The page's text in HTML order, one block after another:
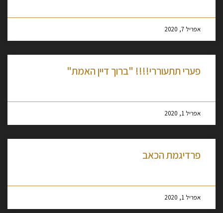
אפריל 7, 2020
פערי תתעוררי!!!! "ברוך דיין האמת"
אפריל 1, 2020
פרדיגמת הכאב
אפריל 1, 2020